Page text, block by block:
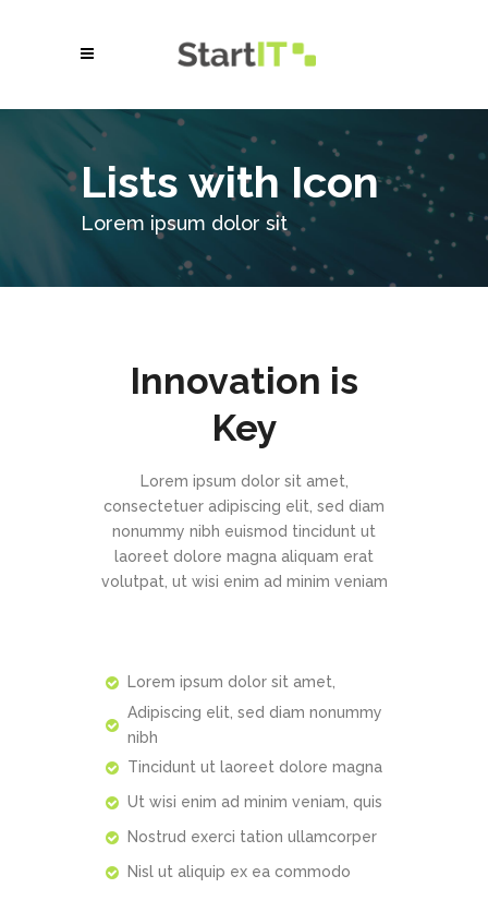
Lists with Icon
Lorem ipsum dolor sit
Innovation is
Key
Lorem ipsum dolor sit amet,
consectetuer adipiscing elit, sed diam
nonummy nibh euismod tincidunt ut
laoreet dolore magna aliquam erat
volutpat, ut wisi enim ad minim veniam
Lorem ipsum dolor sit amet,
Adipiscing elit, sed diam nonummy
nibh
Tincidunt ut laoreet dolore magna
Ut wisi enim ad minim veniam, quis
Nostrud exerci tation ullamcorper
Nisl ut aliquip ex ea commodo